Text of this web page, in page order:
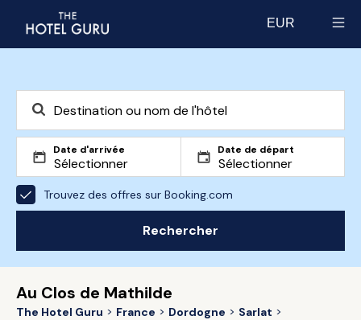
EUR
Date d'arrivée Date de départ
Trouvez des offres sur Booking.com
Rechercher
Au Clos de Mathilde
The Hotel Guru France Dordogne
Sarlat